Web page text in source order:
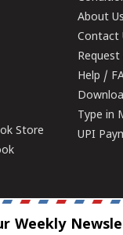
Store
About Us
Contact
Help /
Type in
UPI
Weekly